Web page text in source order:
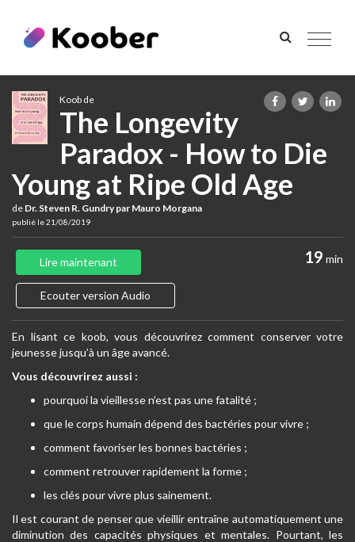
Toggle
Koob de
The Longevity
Paradox - How to Die
Young at Ripe Old Age
de Dr. Steven R. Gundry par Mauro Morgana
publié le 21/08/2019
19 min
Lire maintenant
Ecouter version Audio
En lisant ce koob, vous découvrirez comment conserver votre
jeunesse jusqu’à un âge avancé.
Vous découvrirez aussi :
pourquoi la vieillesse n’est pas une fatalité ;
que le corps humain dépend des bactéries pour vivre ;
comment favoriser les bonnes bactéries ;
comment retrouver rapidement la forme ;
les clés pour vivre plus sainement.
Il est courant de penser que vieillir entraîne automatiquement une
diminution des capacités physiques et mentales. Pourtant, les